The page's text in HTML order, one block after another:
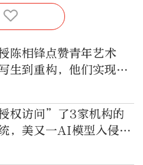
陈相锋点赞青年艺术
生到重构，他们实现了
的当代转化
权访问”了3家机构的
，美又一AI模型入侵外